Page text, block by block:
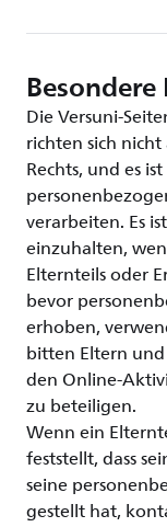
Die Versuni-
richten sich
Rechts, und es
verarbeiten. Es
einzuhalten,
Elternteils oder
bevor
erhoben,
bitten Eltern
den Online-
zu beteiligen.
Wenn ein
feststellt, dass
seine
gestellt hat,